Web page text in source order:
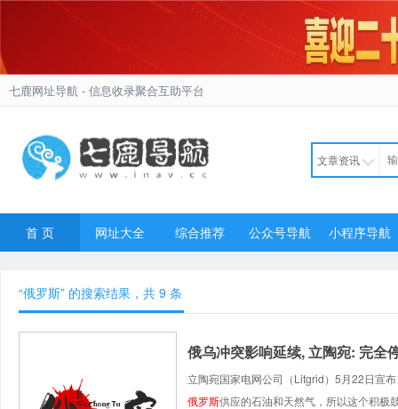
七鹿网址导航 - 信息收录聚合互助平台
文章资讯
首 页 网址大全 综合推荐 公众号导航 小程序导航
“俄罗斯” 的搜索结果，共 9 条
俄乌冲突影响延续, 立陶宛: 完全
立陶宛国家电网公司（Litgrid）5月22日宣
俄罗斯供应的石油和天然气，所以这个积极